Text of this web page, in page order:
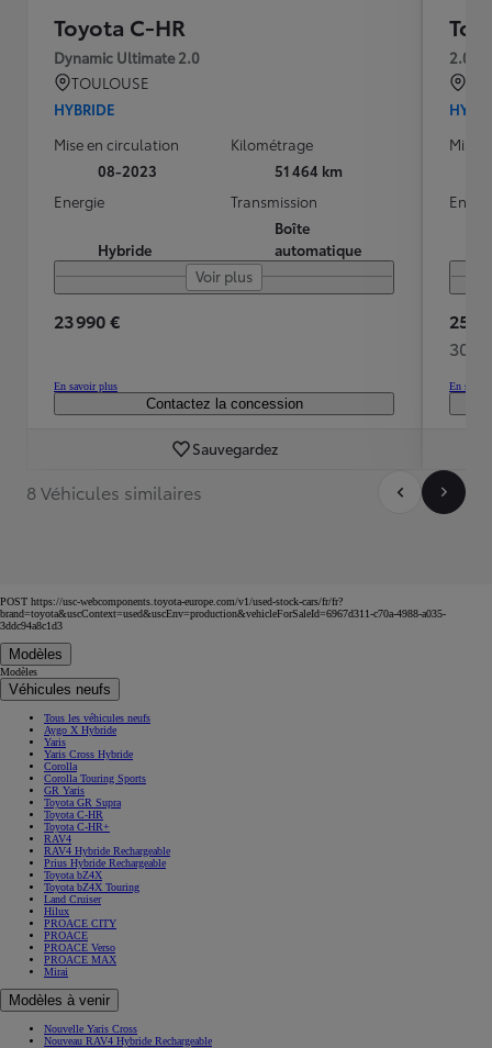
Toyota C-HR
Dynamic Ultimate 2.0
TOULOUSE
HYBRIDE
Mise en circulation
08-2023
Kilométrage
51 464 km
Energie
Hybride
Transmission
Boîte
automatique
Voir plus
23 990 €
En savoir plus
Contactez la concession
Sauvegardez
2.0
Mise
25
302
En
8 Véhicules similaires
POST https://usc-webcomponents.toyota-europe.com/v1/used-stock-cars/fr/fr?
brand=toyota&uscContext=used&uscEnv=production&vehicleForSaleId=6967d311-c70a-4988-a035-
3ddc94a8c1d3
Modèles
Modèles
Véhicules neufs
Tous les véhicules neufs
Aygo X Hybride
Yaris
Yaris Cross Hybride
Corolla
Corolla Touring Sports
GR Yaris
Toyota GR Supra
Toyota C-HR
Toyota C-HR+
RAV4
RAV4 Hybride Rechargeable
Prius Hybride Rechargeable
Toyota bZ4X
Toyota bZ4X Touring
Land Cruiser
Hilux
PROACE CITY
PROACE
PROACE Verso
PROACE MAX
Mirai
Modèles à venir
Nouvelle Yaris Cross
Nouveau RAV4 Hybride Rechargeable